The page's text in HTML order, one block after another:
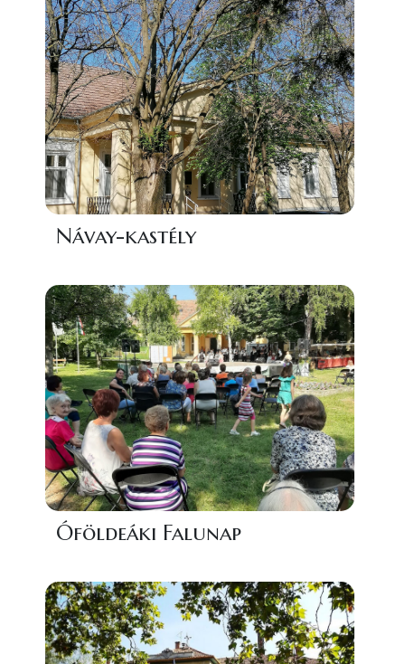
Návay-kastély
Óföldeáki Falunap